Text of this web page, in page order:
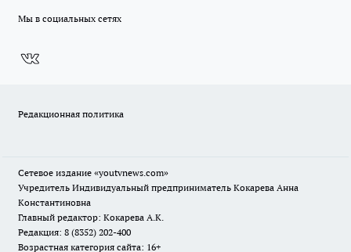
Мы в социальных сетях
Редакционная политика
Сетевое издание «youtvnews.com»
Учредитель Индивидуальный предприниматель Кокарева Анна
Константиновна
Главный редактор: Кокарева А.К.
Редакция: 8 (8352) 202-400
Возрастная категория сайта: 16+